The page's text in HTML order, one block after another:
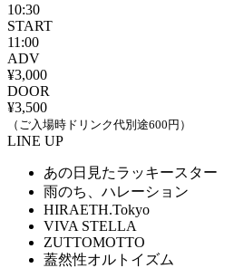
10:30
START
11:00
ADV
¥3,000
DOOR
¥3,500
（ご入場時ドリンク代別途600円）
LINE UP
あの日見たラッキースター
雨のち、ハレーション
HIRAETH.Tokyo
VIVA STELLA
ZUTTOMOTTO
蓋然性オルトイズム